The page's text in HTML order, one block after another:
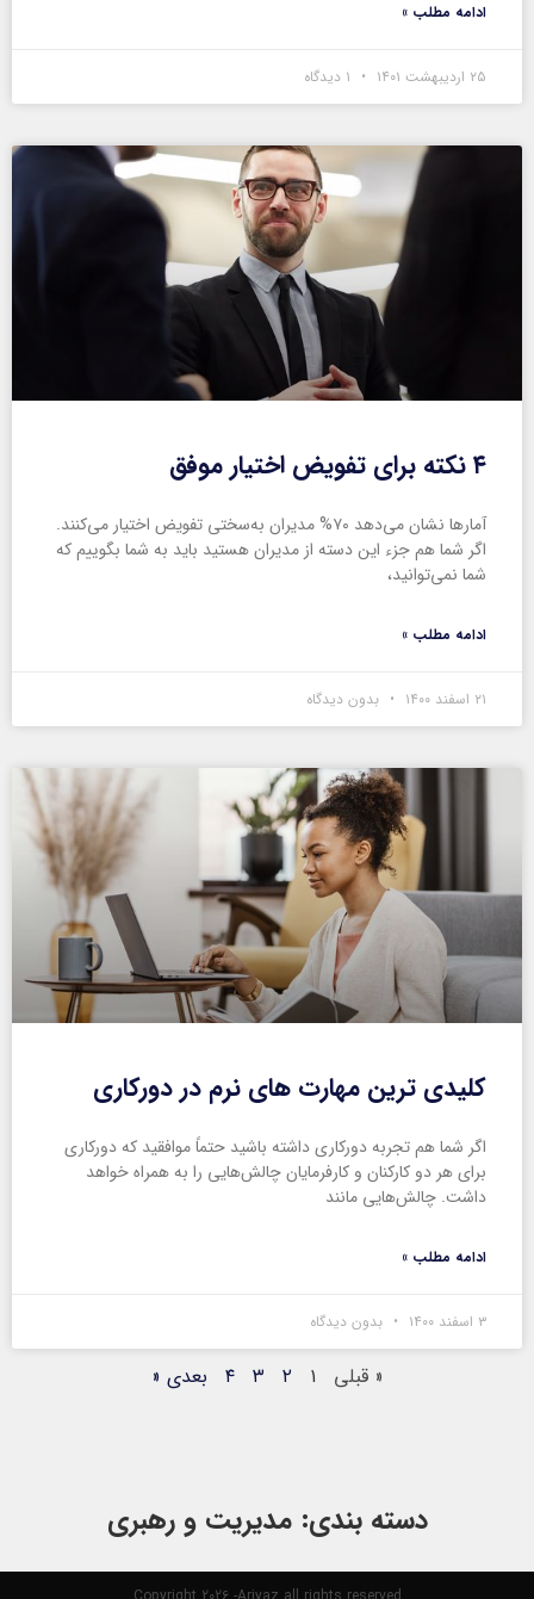
ادامه مطلب »
۲۵ اردیبهشت ۱۴۰۱
۴ نکته برای تفویض اختیار موفق
آمارها نشان می‌دهد ۷۰% مدیران به‌سختی تفویض اختیار می‌کنند.
اگر شما هم جزء این دسته از مدیران هستید باید به شما بگوییم که
شما نمی‌توانید،
ادامه مطلب »
۲۱ اسفند ۱۴۰۰ بدون دیدگاه
کلیدی ترین مهارت های نرم در دورکاری
اگر شما هم تجربه دورکاری داشته باشید حتماً موافقید که دورکاری
برای هر دو کارکنان و کارفرمایان چالش‌هایی را به همراه خواهد
داشت. چالش‌هایی مانند
ادامه مطلب »
۳ اسفند ۱۴۰۰ بدون دیدگاه
« قبلی ۱ ۲ ۳ ۴ بعدی «
دسته بندی: مدیریت و رهبری